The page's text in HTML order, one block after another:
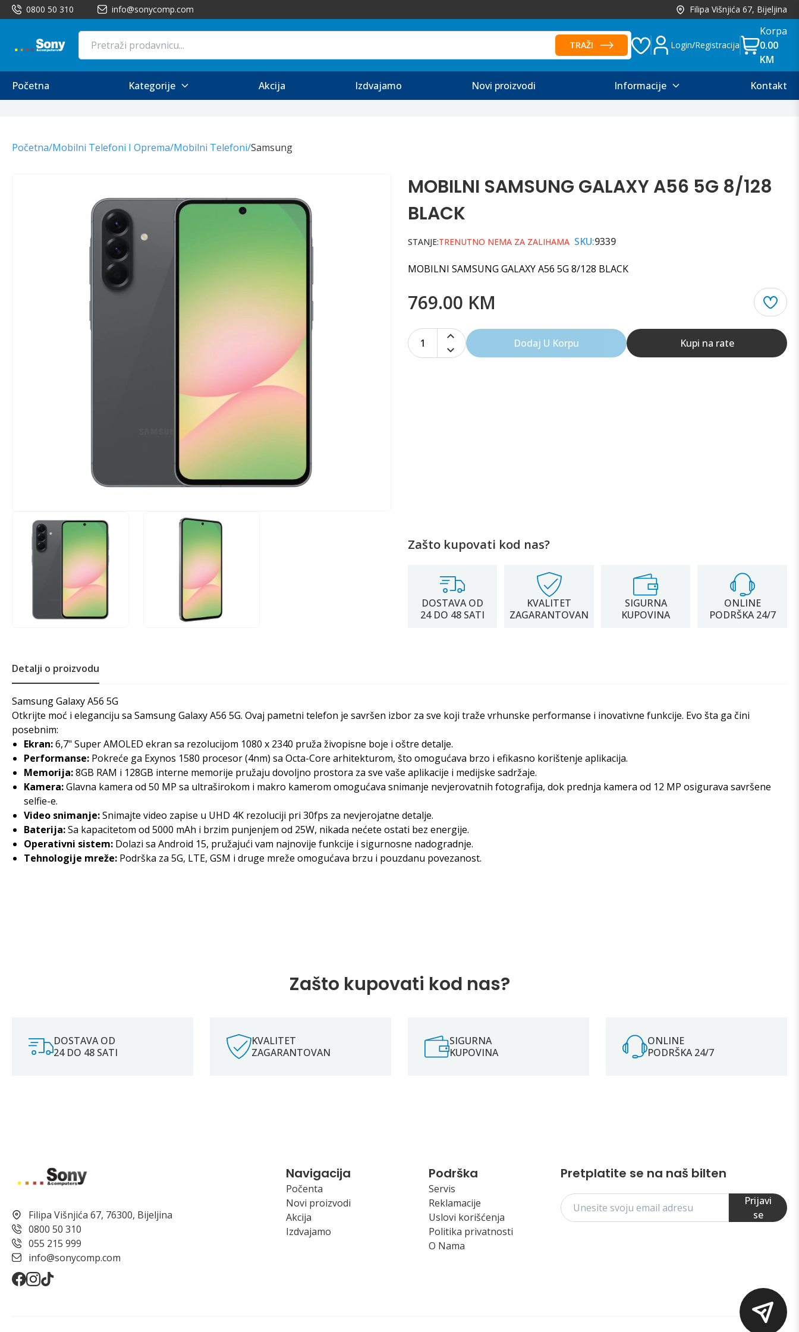
0800 50 310 info@sonycomp.com Filipa Višnjića 67, Bijeljina
TRAŽI Login/Registracija
Korpa
0.00
KM
Početna
Kategorije Akcija Izdvajamo Novi proizvodi Informacije Kontakt
Početna/Mobilni Telefoni I Oprema/Mobilni Telefoni/Samsung
MOBILNI SAMSUNG GALAXY A56 5G 8/128
BLACK
STANJE:TRENUTNO NEMA ZA ZALIHAMA SKU:9339
MOBILNI SAMSUNG GALAXY A56 5G 8/128 BLACK
769.00 KM
1 Dodaj U Korpu Kupi na rate
Zašto kupovati kod nas?
DOSTAVA OD
24 DO 48 SATI
KVALITET
ZAGARANTOVAN
SIGURNA
KUPOVINA
ONLINE
PODRŠKA 24/7
Detalji o proizvodu
Samsung Galaxy A56 5G
Otkrijte moć i eleganciju sa Samsung Galaxy A56 5G. Ovaj pametni telefon je savršen izbor za sve koji traže vrhunske performanse i inovativne funkcije. Evo šta ga čini
posebnim:
Ekran:6,7" Super AMOLED ekran sa rezolucijom 1080 x 2340 pruža živopisne boje i oštre detalje.
Performanse: Pokreće ga Exynos 1580 procesor (4nm) sa Octa-Core arhitekturom, što omogućava brzo i efikasno korištenje aplikacija.
Memorija:8GB RAM i 128GB interne memorije pružaju dovoljno prostora za sve vaše aplikacije i medijske sadržaje.
Kamera:Glavna kamera od 50 MP sa ultraširokom i makro kamerom omogućava snimanje nevjerovatnih fotografija, dok prednja kamera od 12 MP osigurava savršene
selfie-e.
Video snimanje:Snimajte video zapise u UHD 4K rezoluciji pri 30fps za nevjerojatne detalje.
Baterija:Sa kapacitetom od 5000 mAh i brzim punjenjem od 25W, nikada nećete ostati bez energije.
Operativni sistem: Dolazi sa Android 15, pružajući vam najnovije funkcije i sigurnosne nadogradnje.
Tehnologije mreže: Podrška za 5G, LTE, GSM i druge mreže omogućava brzu i pouzdanu povezanost.
Zašto kupovati kod nas?
DOSTAVA OD
24 DO 48 SATI
KVALITET
ZAGARANTOVAN
SIGURNA
KUPOVINA
ONLINE
PODRŠKA 24/7
Filipa Višnjića 67, 76300, Bijeljina
0800 50 310
055 215 999
info@sonycomp.com
Navigacija
Počenta
Novi proizvodi
Akcija
Izdvajamo
Podrška
Servis
Reklamacije
Uslovi korišćenja
Politika privatnosti
O Nama
Pretplatite se na naš bilten
Prijavi
se